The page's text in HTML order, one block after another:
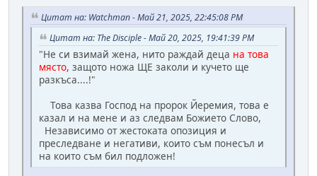
Цитат на: Watchman - Май 21, 2025, 22:45:08 PM
Цитат на: The Disciple - Май 20, 2025, 19:41:39 PM
"Не си взимай жена, нито раждай деца на това
място, защото ножа ЩЕ заколи и кучето ще
разкъса....!"
Това казва Господ на пророк Йеремия, това е
казал и на мене и аз следвам Божието Слово,
Независимо от жестоката опозиция и
преследване и негативи, които съм понесъл и
на които съм бил подложен!